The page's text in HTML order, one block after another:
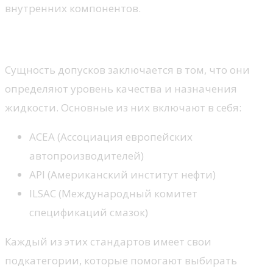
внутренних компонентов.
Сущность допусков заключается в том, что они
определяют уровень качества и назначения
жидкости. Основные из них включают в себя:
ACEA (Ассоциация европейских
автопроизводителей)
API (Американский институт нефти)
ILSAC (Международный комитет
спецификаций смазок)
Каждый из этих стандартов имеет свои
подкатегории, которые помогают выбирать